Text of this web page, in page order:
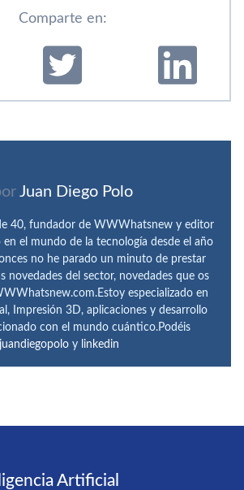
Comparte en:
Juan Diego Polo
40, fundador de WWWhatsnew y editor
en el mundo de la tecnología desde el año
no he parado un minuto de prestar
novedades del sector, novedades que os
especializado en
Impresión 3D, aplicaciones y desarrollo
con el mundo cuántico.Podéis
y linkedin
Artificial